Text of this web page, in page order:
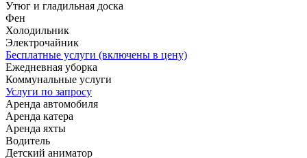
Утюг и гладильная доска
Фен
Холодильник
Электрочайник
Бесплатные услуги (включены в цену)
Ежедневная уборка
Коммунальные услуги
Услуги по запросу
Аренда автомобиля
Аренда катера
Аренда яхты
Водитель
Детский аниматор